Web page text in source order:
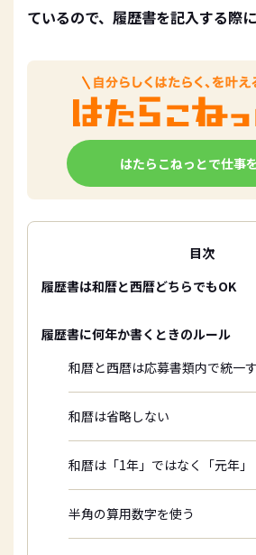
ているので、履歴書を記入する際
はたらこねっとで仕事
目次
履歴書は和暦と西暦どちらでもOK
履歴書に何年か書くときのルール
和暦と西暦は応募書類内で統一
和暦は省略しない
和暦は「1年」ではなく「元年」
半角の算用数字を使う